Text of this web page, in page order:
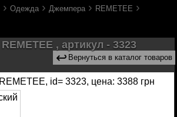
› Одежда › Джемпера › REMETEE ›
, артикул - 3323
↩ Вернуться в каталог товаров